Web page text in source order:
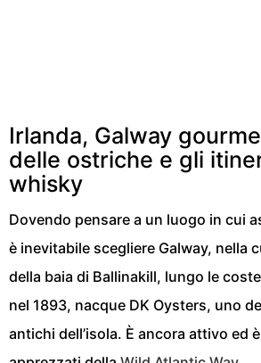
Irlanda, Galway
delle ostriche e gli
whisky
Dovendo pensare a un luogo in cui
è inevitabile scegliere Galway, nella
della baia di Ballinakill, lungo le
nel 1893, nacque DK Oysters, uno
antichi dell’isola. È ancora attivo ed